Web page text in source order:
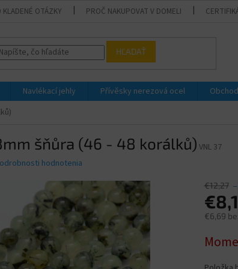
KLADENÉ OTÁZKY PROČ NAKUPOVAT V DOMELI
HĽADAŤ
Navlékací jehly Přívěsky nerezová ocel
šňůra (46 - 48 korálků) VNL 37
hodnotenia
€12,27
€6,69
cena: